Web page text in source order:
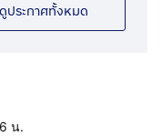
ดูประกาศทั้งหมด
น.